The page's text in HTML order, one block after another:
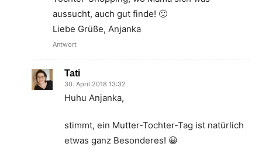
aussucht, auch gut finde! 🙂
Liebe Grüße, Anjanka
Antwort
Tati
30. April 2018 13:32
Huhu Anjanka,
stimmt, ein Mutter-Tochter-Tag ist natürlich
etwas ganz Besonderes! 😀